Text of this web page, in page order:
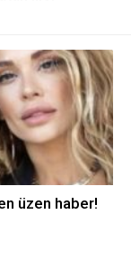
üzen haber!